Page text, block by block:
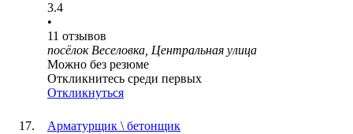
3.4
•
11 отзывов
посёлок Веселовка, Центральная улица
Можно без резюме
Откликнитесь среди первых
Откликнуться
Арматурщик \ бетонщик